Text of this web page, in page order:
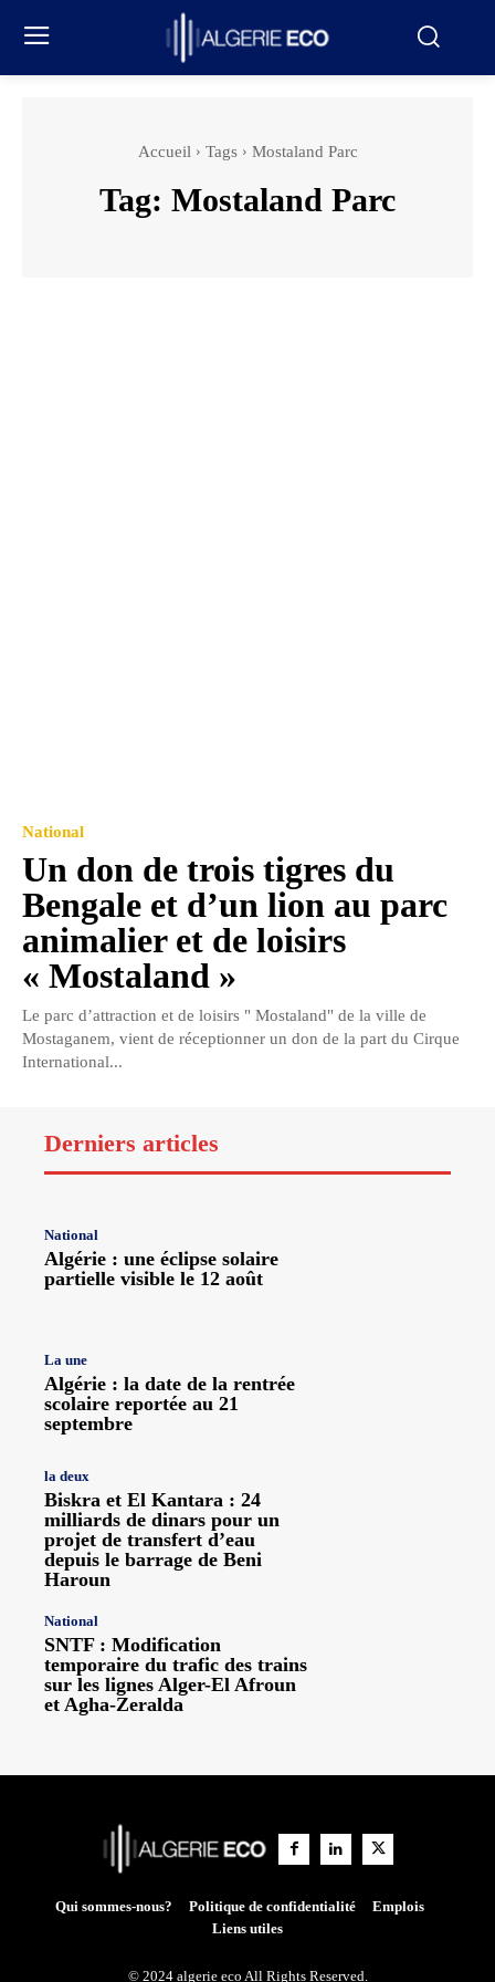
Accueil Tags Mostaland Parc
Tag: Mostaland Parc
National
Un don de trois tigres du
Bengale et d’un lion au parc
animalier et de loisirs
« Mostaland »
Le parc d’attraction et de loisirs " Mostaland" de la ville de
Mostaganem, vient de réceptionner un don de la part du Cirque
International...
Derniers articles
National
Algérie : une éclipse solaire
partielle visible le 12 août
La une
Algérie : la date de la rentrée
scolaire reportée au 21
septembre
la deux
Biskra et El Kantara : 24
milliards de dinars pour un
projet de transfert d’eau
depuis le barrage de Beni
Haroun
National
SNTF : Modification
temporaire du trafic des trains
sur les lignes Alger-El Afroun
et Agha-Zeralda
Qui sommes-nous? Politique de confidentialité
Emplois
Liens utiles
© 2024 algerie eco All Rights Reserved.